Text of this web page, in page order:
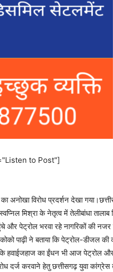
to Post"]
अनोखा विरोध प्रदर्शन देखा
मिश्रा के नेतृत्व में तेलीबांधा
और पेट्रोल भरवा रहे नागरिकों की
पाढ़ी ने बताया कि पेट्रोल-डीजल की
हवाईजहाज का ईंधन भी आज पेट्रोल
दर्ज करवाने हेतु छत्तीसगढ़ युवा कांग्रेस